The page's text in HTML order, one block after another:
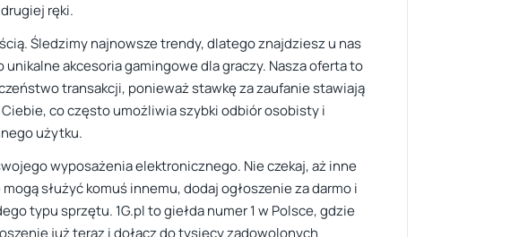
ręki.
Śledzimy najnowsze trendy, dlatego znajdziesz u nas
akcesoria gamingowe dla graczy. Nasza oferta to
transakcji, ponieważ stawkę za zaufanie stawiają
co często umożliwia szybki odbiór osobisty i
użytku.
wyposażenia elektronicznego. Nie czekaj, aż inne
służyć komuś innemu, dodaj ogłoszenie za darmo i
typu sprzętu. 1G.pl to giełda numer 1 w Polsce, gdzie
już teraz i dołącz do tysięcy zadowolonych